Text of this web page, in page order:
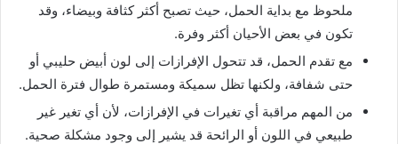
ملحوظ مع بداية الحمل، حيث تصبح أكثر كثافة وبيضاء، وقد
تكون في بعض الأحيان أكثر وفرة.
مع تقدم الحمل، قد تتحول الإفرازات إلى لون أبيض حليبي أو
حتى شفافة، ولكنها تظل سميكة ومستمرة طوال فترة الحمل.
من المهم مراقبة أي تغيرات في الإفرازات، لأن أي تغير غير
طبيعي في اللون أو الرائحة قد يشير إلى وجود مشكلة صحية.